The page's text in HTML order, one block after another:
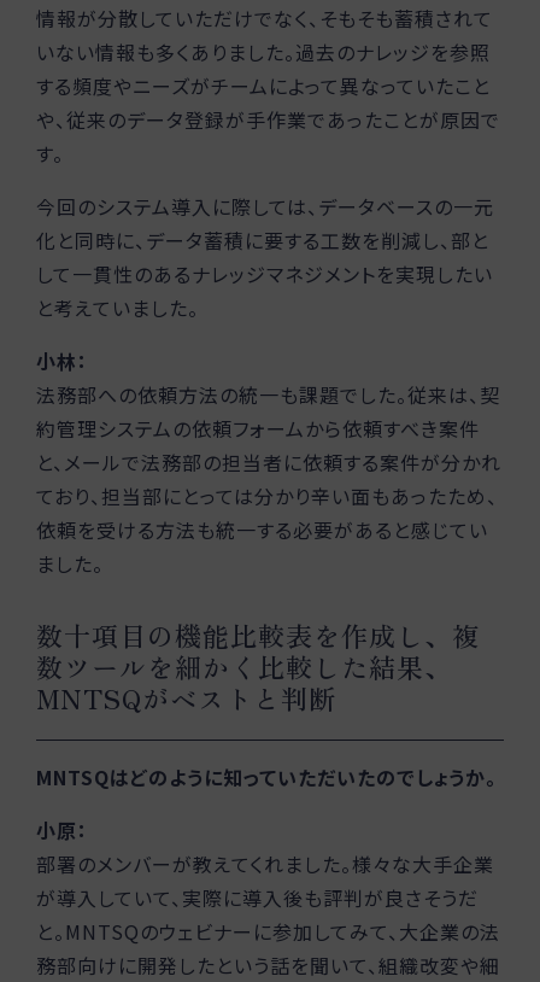
情報が分散していただけでなく、そもそも蓄積されて
いない情報も多くありました。過去のナレッジを参照
する頻度やニーズがチームによって異なっていたこと
や、従来のデータ登録が手作業であったことが原因で
す。
今回のシステム導入に際しては、データベースの一元
化と同時に、データ蓄積に要する工数を削減し、部と
して一貫性のあるナレッジマネジメントを実現したい
と考えていました。
小林：
法務部への依頼方法の統一も課題でした。従来は、契
約管理システムの依頼フォームから依頼すべき案件
と、メールで法務部の担当者に依頼する案件が分かれ
ており、担当部にとっては分かり辛い面もあったため、
依頼を受ける方法も統一する必要があると感じてい
ました。
数十項目の機能比較表を作成し、複
数ツールを細かく比較した結果、
MNTSQがベストと判断
MNTSQはどのように知っていただいたのでしょうか。
小原：
部署のメンバーが教えてくれました。様々な大手企業
が導入していて、実際に導入後も評判が良さそうだ
と。MNTSQのウェビナーに参加してみて、大企業の法
務部向けに開発したという話を聞いて、組織改変や細